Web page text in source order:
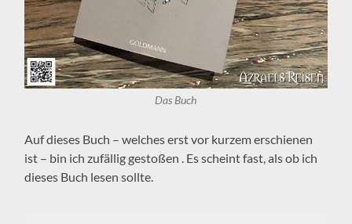
Das Buch
Auf dieses Buch – welches erst vor kurzem erschienen
ist – bin ich zufällig gestoßen . Es scheint fast, als ob ich
dieses Buch lesen sollte.